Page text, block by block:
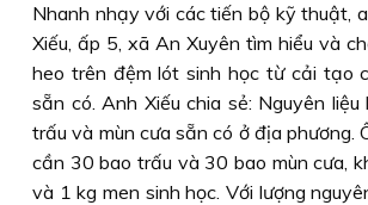
Nhanh nhạy với các tiến bộ kỹ thuật,
Xiếu, ấp 5, xã An Xuyên tìm hiểu và
heo trên đệm lót sinh học từ cải tạo
sẵn có. Anh Xiếu chia sẻ: Nguyên
trấu và mùn cưa sẵn có ở địa phương.
cần 30 bao trấu và 30 bao mùn cưa,
và 1 kg men sinh học. Với lượng